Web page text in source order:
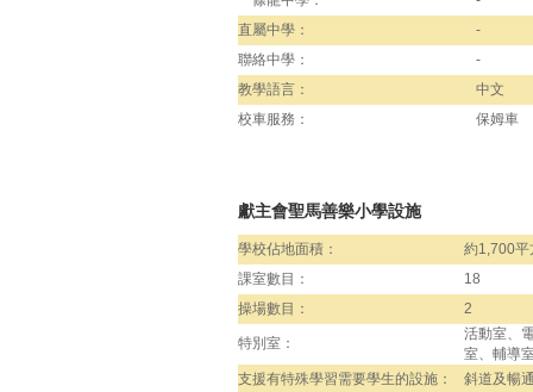
直屬中學：
-
聯絡中學：
-
教學語言：
中文
校車服務：
保姆車
獻主會聖馬善樂小學設施
學校佔地面積：
約1,700平
課室數目：
18
操場數目：
2
特別室：
活動室、
室、輔導
支援有特殊學習需要學生的設施：
斜道及暢